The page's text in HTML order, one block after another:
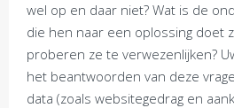
wel op en daar niet? Wat is de
die hen naar een oplossing doet
proberen ze te verwezenlijken?
het beantwoorden van deze
data (zoals websitegedrag en